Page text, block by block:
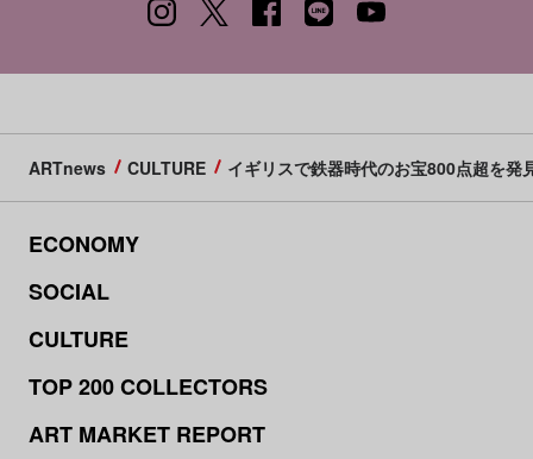
ARTnews CULTURE イギリスで鉄器時代のお宝800点超を
ECONOMY
SOCIAL
CULTURE
TOP 200 COLLECTORS
ART MARKET REPORT